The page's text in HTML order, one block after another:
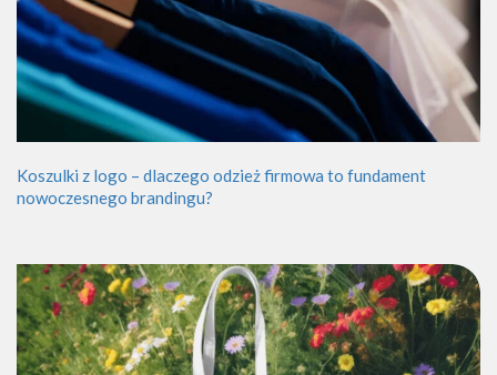
Koszulki z logo – dlaczego odzież firmowa to fundament
nowoczesnego brandingu?